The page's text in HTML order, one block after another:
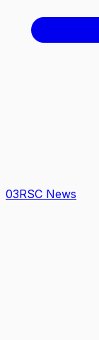
03RSC News